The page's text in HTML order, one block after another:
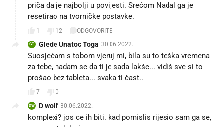
priča da je najbolji u povijesti. Srećom Nadal ga je
resetirao na tvorničke postavke.
1 12 ODGOVORITE
GT Glede Unatoc Toga 30.06.2022.
Suosjećam s tobom vjeruj mi, bila su to teška vremena
za tebe, nadam se da ti je sada lakše... vidiš sve si to
prošao bez tableta... svaka ti čast..
7 0
DW D wolf 30.06.2022.
komplexi? jos ce ih biti. kad pomislis rijesio sam ga se,